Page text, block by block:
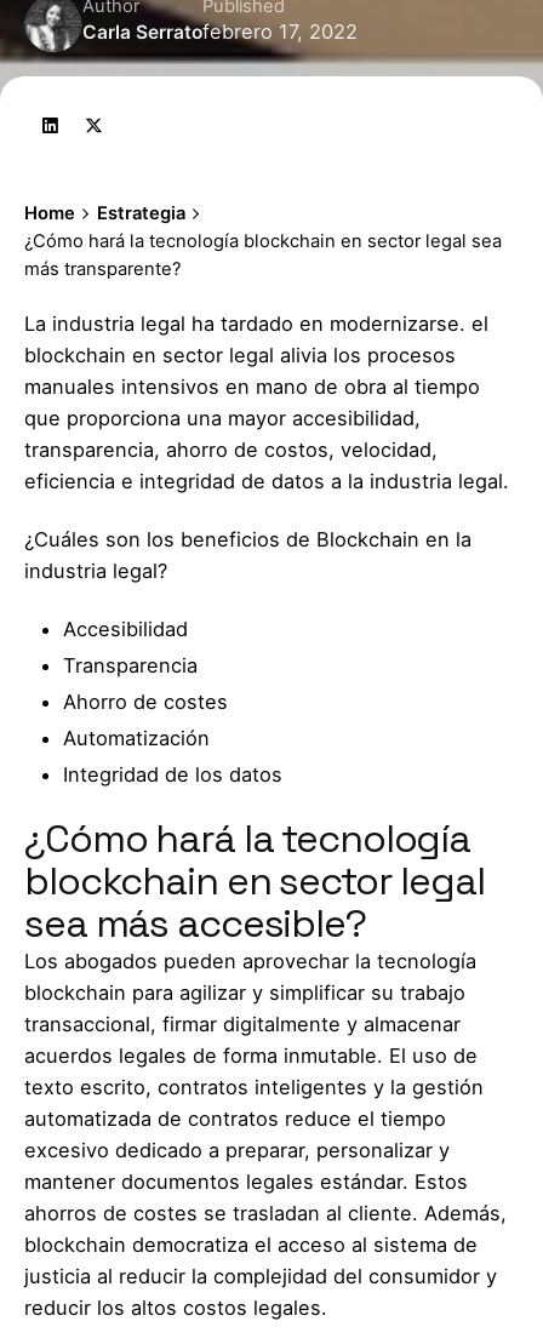
Author
Carla Serrato
Published
febrero 17, 2022
Home
Estrategia
¿Cómo hará la tecnología blockchain en sector legal sea
más transparente?
La industria legal ha tardado en modernizarse. el
blockchain en sector legal alivia los procesos
manuales intensivos en mano de obra al tiempo
que proporciona una mayor accesibilidad,
transparencia, ahorro de costos, velocidad,
eficiencia e integridad de datos a la industria legal.
¿Cuáles son los beneficios de Blockchain en la
industria legal?
Accesibilidad
Transparencia
Ahorro de costes
Automatización
Integridad de los datos
¿Cómo hará la tecnología
blockchain en sector legal
sea más accesible?
Los abogados pueden aprovechar la tecnología
blockchain para agilizar y simplificar su trabajo
transaccional, firmar digitalmente y almacenar
acuerdos legales de forma inmutable. El uso de
texto escrito, contratos inteligentes y la gestión
automatizada de contratos reduce el tiempo
excesivo dedicado a preparar, personalizar y
mantener documentos legales estándar. Estos
ahorros de costes se trasladan al cliente. Además,
blockchain democratiza el acceso al sistema de
justicia al reducir la complejidad del consumidor y
reducir los altos costos legales.